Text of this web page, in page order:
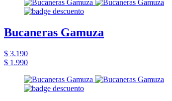
Bucaneras Gamuza
$ 3.190
$ 1.990